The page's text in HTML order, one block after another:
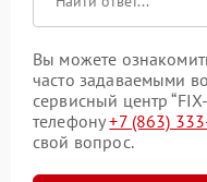
Вы можете
часто задаваемыми
сервисный центр
телефону+7 (863)
свой вопрос.